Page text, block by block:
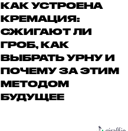
КАК УСТРОЕНА
КРЕМАЦИЯ:
СЖИГАЮТ ЛИ
ГРОБ, КАК
ВЫБРАТЬ УРНУ И
ПОЧЕМУ ЗА ЭТИМ
МЕТОДОМ
БУДУЩЕЕ